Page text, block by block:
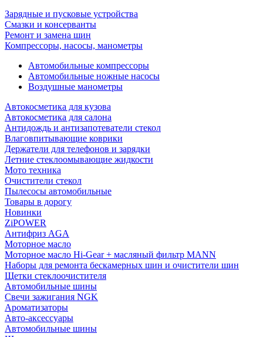
Зарядные и пусковые устройства
Смазки и консерванты
Ремонт и замена шин
Компрессоры, насосы, манометры
Автомобильные компрессоры
Автомобильные ножные насосы
Воздушные манометры
Автокосметика для кузова
Автокосметика для салона
Антидождь и антизапотеватели стекол
Влаговпитывающие коврики
Держатели для телефонов и зарядки
Летние стеклоомывающие жидкости
Мото техника
Очистители стекол
Пылесосы автомобильные
Товары в дорогу
Новинки
ZiPOWER
Антифриз AGA
Моторное масло
Моторное масло Hi-Gear + масляный фильтр MANN
Наборы для ремонта бескамерных шин и очистители шин
Щетки стеклоочистителя
Автомобильные шины
Свечи зажигания NGK
Ароматизаторы
Авто-аксессуары
Автомобильные шины